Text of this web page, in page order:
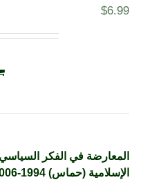
$6.99
المعارضة في الفكر